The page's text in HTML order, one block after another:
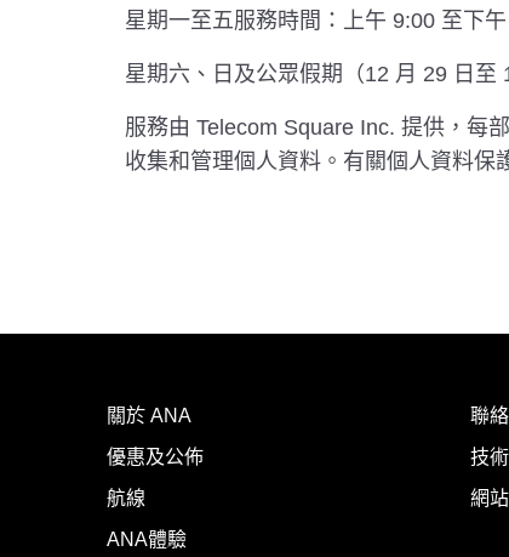
星期一至五服務時間：上午 9:00 至下
星期六、日及公眾假期（12 月 29 日
服務由 Telecom Square Inc. 提供，每
收集和管理個人資料。有關個人資料保
關於 ANA
優惠及公佈
航線
ANA體驗
聯
技
網